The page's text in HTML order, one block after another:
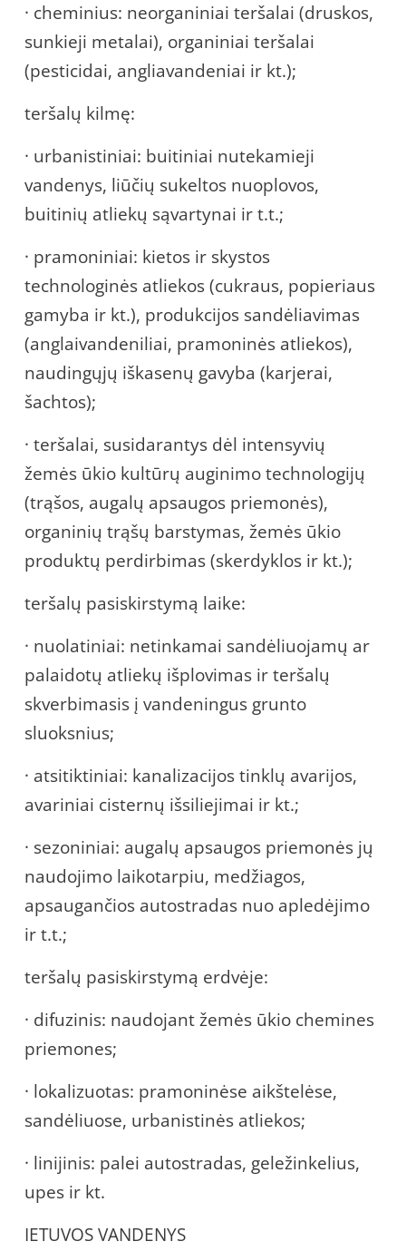
· cheminius: neorganiniai teršalai (druskos,
sunkieji metalai), organiniai teršalai
(pesticidai, angliavandeniai ir kt.);
teršalų kilmę:
· urbanistiniai: buitiniai nutekamieji
vandenys, liūčių sukeltos nuoplovos,
buitinių atliekų sąvartynai ir t.t.;
· pramoniniai: kietos ir skystos
technologinės atliekos (cukraus, popieriaus
gamyba ir kt.), produkcijos sandėliavimas
(anglaivandeniliai, pramoninės atliekos),
naudingųjų iškasenų gavyba (karjerai,
šachtos);
· teršalai, susidarantys dėl intensyvių
žemės ūkio kultūrų auginimo technologijų
(trąšos, augalų apsaugos priemonės),
organinių trąšų barstymas, žemės ūkio
produktų perdirbimas (skerdyklos ir kt.);
teršalų pasiskirstymą laike:
· nuolatiniai: netinkamai sandėliuojamų ar
palaidotų atliekų išplovimas ir teršalų
skverbimasis į vandeningus grunto
sluoksnius;
· atsitiktiniai: kanalizacijos tinklų avarijos,
avariniai cisternų išsiliejimai ir kt.;
· sezoniniai: augalų apsaugos priemonės jų
naudojimo laikotarpiu, medžiagos,
apsaugančios autostradas nuo apledėjimo
ir t.t.;
teršalų pasiskirstymą erdvėje:
· difuzinis: naudojant žemės ūkio chemines
priemones;
· lokalizuotas: pramoninėse aikštelėse,
sandėliuose, urbanistinės atliekos;
· linijinis: palei autostradas, geležinkelius,
upes ir kt.
IETUVOS VANDENYS